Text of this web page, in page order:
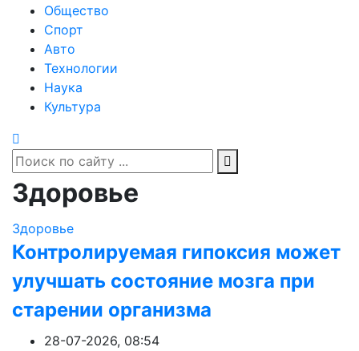
Общество
Спорт
Авто
Технологии
Наука
Культура
Здоровье
Здоровье
Контролируемая гипоксия может
улучшать состояние мозга при
старении организма
28-07-2026, 08:54